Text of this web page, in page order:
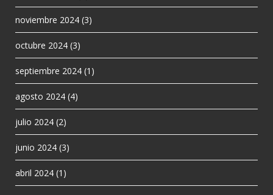
noviembre 2024 (3)
octubre 2024 (3)
septiembre 2024 (1)
agosto 2024 (4)
julio 2024 (2)
junio 2024 (3)
abril 2024 (1)